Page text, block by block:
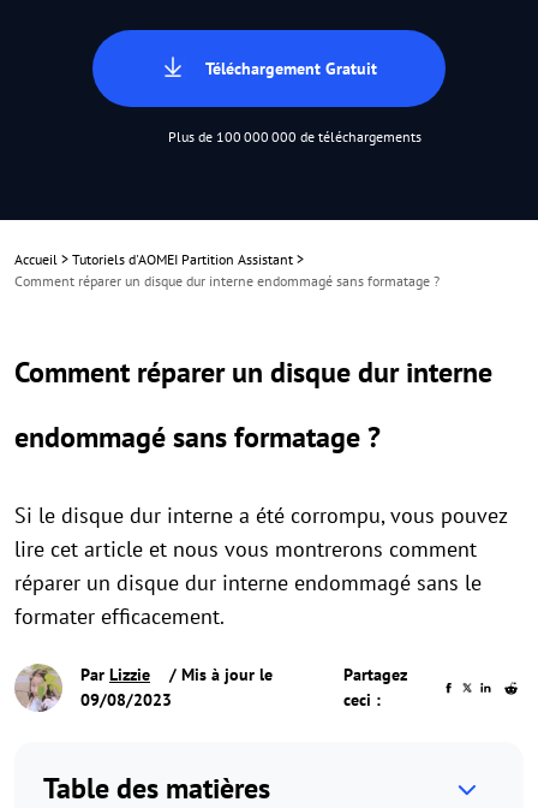
Téléchargement Gratuit
Plus de 100 000 000 de téléchargements
Accueil > Tutoriels d'AOMEI Partition Assistant >
Comment réparer un disque dur interne endommagé sans formatage ?
Comment réparer un disque dur interne
endommagé sans formatage ?
Si le disque dur interne a été corrompu, vous pouvez
lire cet article et nous vous montrerons comment
réparer un disque dur interne endommagé sans le
formater efficacement.
Par Lizzie
/ Mis à jour le
09/08/2023
Partagez
ceci :
Table des matières